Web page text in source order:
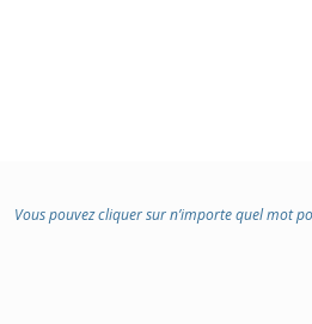
Vous pouvez cliquer sur n’importe quel mot